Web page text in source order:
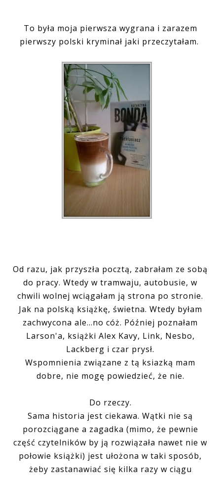
To była moja pierwsza wygrana i zarazem
pierwszy polski kryminał jaki przeczytałam.
Od razu, jak przyszła pocztą, zabrałam ze sobą
do pracy. Wtedy w tramwaju, autobusie, w
chwili wolnej wciągałam ją strona po stronie.
Jak na polską książkę, świetna. Wtedy byłam
zachwycona ale...no cóż. Później poznałam
Larson'a, książki Alex Kavy, Link, Nesbo,
Lackberg i czar prysł.
Wspomnienia związane z tą ksiazką mam
dobre, nie mogę powiedzieć, że nie.
Do rzeczy.
Sama historia jest ciekawa. Wątki nie są
porozciągane a zagadka (mimo, że pewnie
część czytelników by ją rozwiązała nawet nie w
połowie książki) jest ułożona w taki sposób,
żeby zastanawiać się kilka razy w ciągu